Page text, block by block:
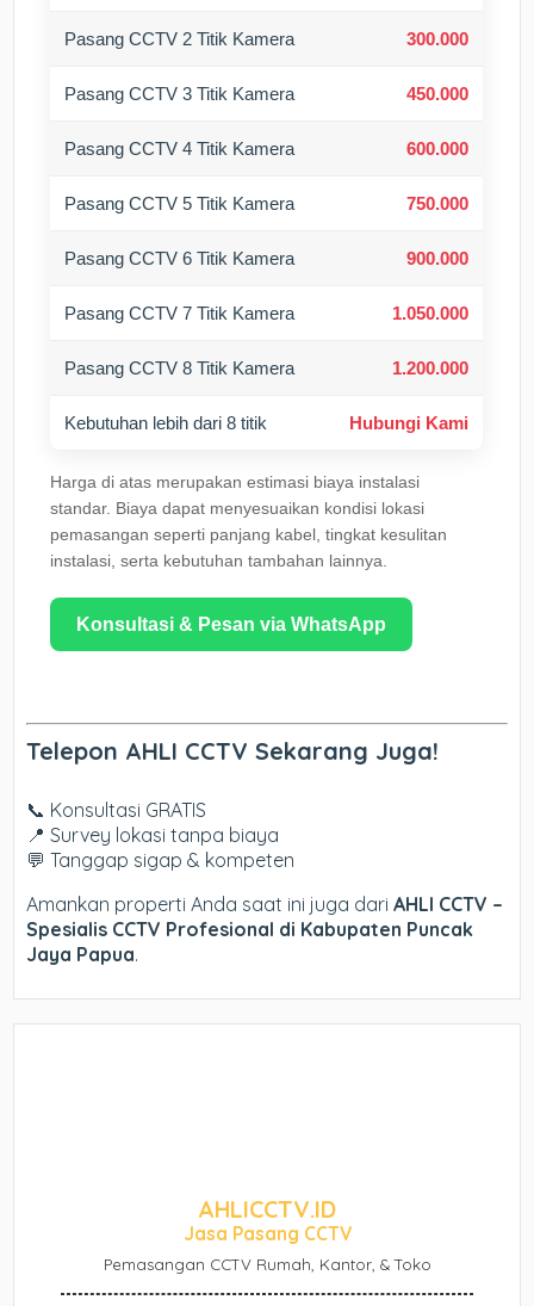
Pasang CCTV 2 Titik Kamera 300.000
Pasang CCTV 3 Titik Kamera 450.000
Pasang CCTV 4 Titik Kamera 600.000
Pasang CCTV 5 Titik Kamera 750.000
Pasang CCTV 6 Titik Kamera 900.000
Pasang CCTV 7 Titik Kamera 1.050.000
Pasang CCTV 8 Titik Kamera 1.200.000
Kebutuhan lebih dari 8 titik Hubungi Kami
Harga di atas merupakan estimasi biaya instalasi
standar. Biaya dapat menyesuaikan kondisi lokasi
pemasangan seperti panjang kabel, tingkat kesulitan
instalasi, serta kebutuhan tambahan lainnya.
Konsultasi & Pesan via WhatsApp
Telepon AHLI CCTV Sekarang Juga!
📞 Konsultasi GRATIS
📍 Survey lokasi tanpa biaya
💬 Tanggap sigap & kompeten
Amankan properti Anda saat ini juga dariAHLI CCTV –
Spesialis CCTV Profesional di Kabupaten Puncak
Jaya Papua.
AHLICCTV.ID
Jasa Pasang CCTV
Pemasangan CCTV Rumah, Kantor, & Toko